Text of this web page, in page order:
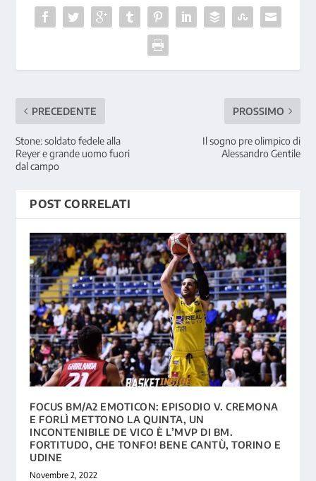
PRECEDENTE
Stone: soldato fedele alla
Reyer e grande uomo fuori
dal campo
PROSSIMO
Il sogno pre olimpico di
Alessandro Gentile
POST CORRELATI
FOCUS BM/A2 EMOTICON: EPISODIO V. CREMONA
E FORLÌ METTONO LA QUINTA, UN
INCONTENIBILE DE VICO È L’MVP DI BM.
FORTITUDO, CHE TONFO! BENE CANTÙ, TORINO E
UDINE
Novembre 2, 2022